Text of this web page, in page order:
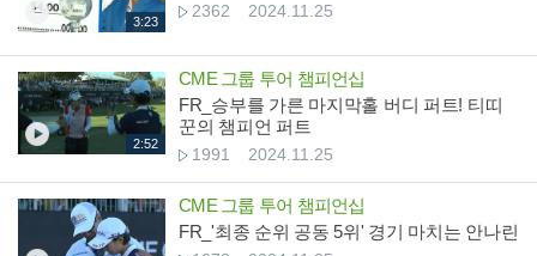
3:23
2362 2024.11.25
2:52
CME 그룹 투어 챔피언십
FR_승부를 가른 마지막홀 버디 퍼트! 티띠
꾼의 챔피언 퍼트
1991 2024.11.25
CME 그룹 투어 챔피언십
FR_'최종 순위 공동 5위' 경기 마치는 안나린